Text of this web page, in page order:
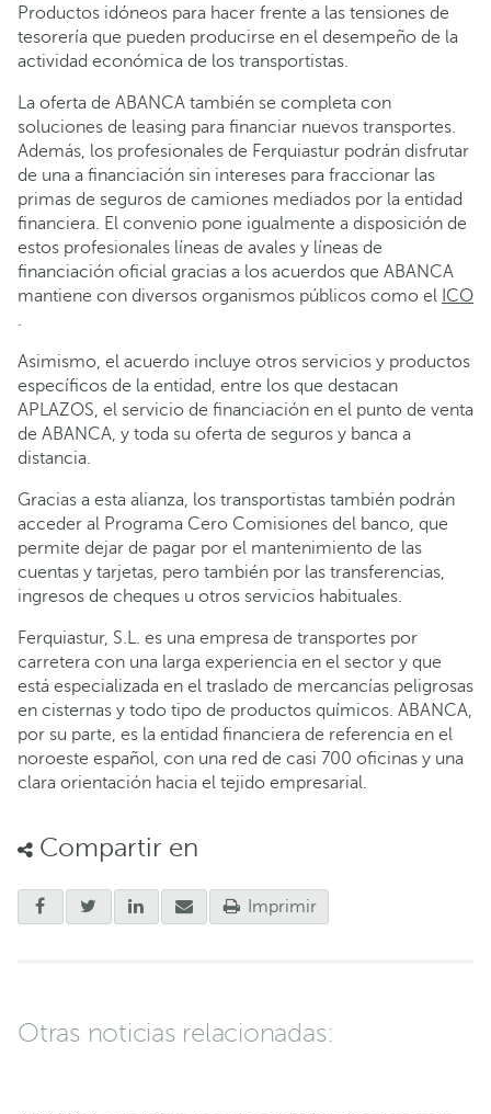
Productos idóneos para hacer frente a las tensiones de
tesorería que pueden producirse en el desempeño de la
actividad económica de los transportistas.
La oferta de ABANCA también se completa con
soluciones de leasing para financiar nuevos transportes.
Además, los profesionales de Ferquiastur podrán disfrutar
de una a financiación sin intereses para fraccionar las
primas de seguros de camiones mediados por la entidad
financiera. El convenio pone igualmente a disposición de
estos profesionales líneas de avales y líneas de
financiación oficial gracias a los acuerdos que ABANCA
mantiene con diversos organismos públicos como el ICO
.
Asimismo, el acuerdo incluye otros servicios y productos
específicos de la entidad, entre los que destacan
APLAZOS, el servicio de financiación en el punto de venta
de ABANCA, y toda su oferta de seguros y banca a
distancia.
Gracias a esta alianza, los transportistas también podrán
acceder al Programa Cero Comisiones del banco, que
permite dejar de pagar por el mantenimiento de las
cuentas y tarjetas, pero también por las transferencias,
ingresos de cheques u otros servicios habituales.
Ferquiastur, S.L. es una empresa de transportes por
carretera con una larga experiencia en el sector y que
está especializada en el traslado de mercancías peligrosas
en cisternas y todo tipo de productos químicos. ABANCA,
por su parte, es la entidad financiera de referencia en el
noroeste español, con una red de casi 700 oficinas y una
clara orientación hacia el tejido empresarial.
Compartir en
Imprimir
Otras noticias relacionadas: